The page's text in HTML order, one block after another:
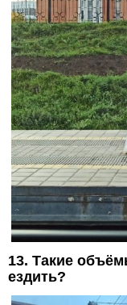
13. Такие
ездить?